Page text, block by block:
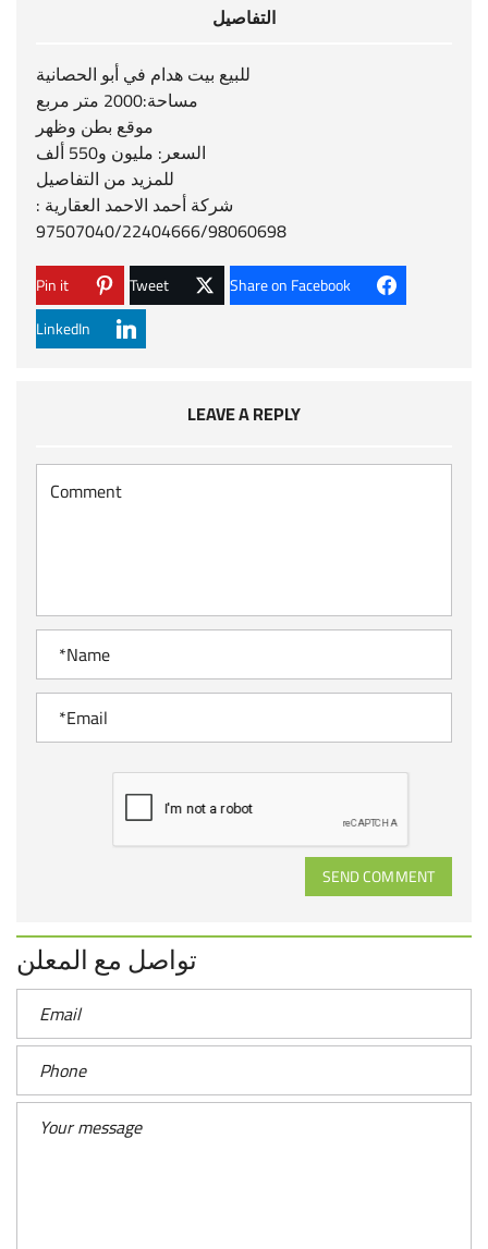
التفاصيل
للبيع بيت هدام في أبو الحصانية
مساحة:2000 متر مربع
موقع بطن وظهر
السعر: مليون و550 ألف
للمزيد من التفاصيل
شركة أحمد الاحمد العقارية :
97507040/22404666/98060698
Share on Facebook
Tweet
Pin it
LinkedIn
LEAVE A REPLY
SEND COMMENT
تواصل مع المعلن